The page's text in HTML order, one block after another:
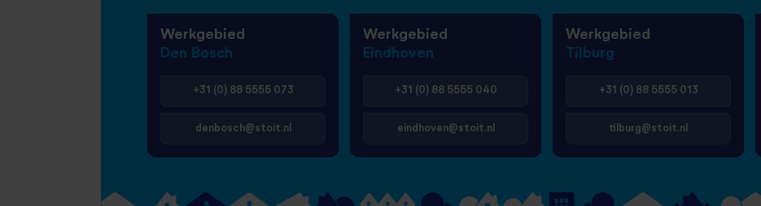
Werkgebied
Den Bosch
+31 (0) 88 5555 073
denbosch@stoit.nl
Werkgebied
Eindhoven
+31 (0) 88 5555 040
eindhoven@stoit.nl
Werkgebied
Tilburg
+31 (0) 88 5555 013
tilburg@stoit.nl